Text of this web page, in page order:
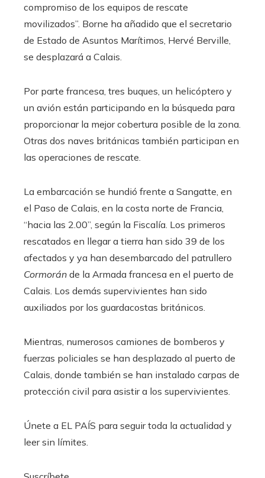
compromiso de los equipos de rescate
movilizados”. Borne ha añadido que el secretario
de Estado de Asuntos Marítimos, Hervé Berville,
se desplazará a Calais.
Por parte francesa, tres buques, un helicóptero y
un avión están participando en la búsqueda para
proporcionar la mejor cobertura posible de la zona.
Otras dos naves británicas también participan en
las operaciones de rescate.
La embarcación se hundió frente a Sangatte, en
el Paso de Calais, en la costa norte de Francia,
“hacia las 2.00”, según la Fiscalía. Los primeros
rescatados en llegar a tierra han sido 39 de los
afectados y ya han desembarcado del patrullero
Cormorán de la Armada francesa en el puerto de
Calais. Los demás supervivientes han sido
auxiliados por los guardacostas británicos.
Mientras, numerosos camiones de bomberos y
fuerzas policiales se han desplazado al puerto de
Calais, donde también se han instalado carpas de
protección civil para asistir a los supervivientes.
Únete a EL PAÍS para seguir toda la actualidad y
leer sin límites.